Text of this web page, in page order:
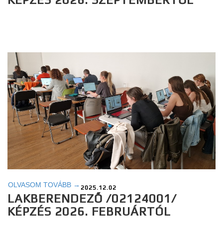
OLVASOM TOVÁBB → 2025.12.02
LAKBERENDEZŐ /02124001/
KÉPZÉS 2026. FEBRUÁRTÓL